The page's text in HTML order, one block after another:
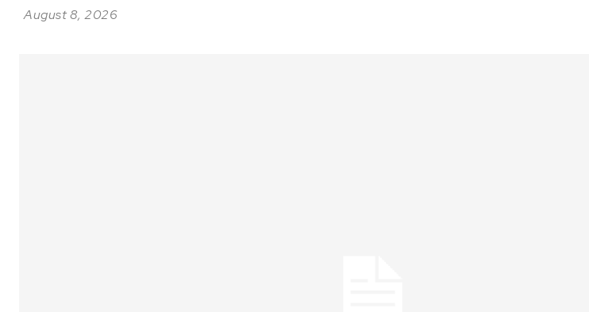
August 8, 2026